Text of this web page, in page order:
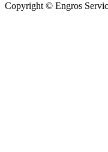
Copyright © Engros